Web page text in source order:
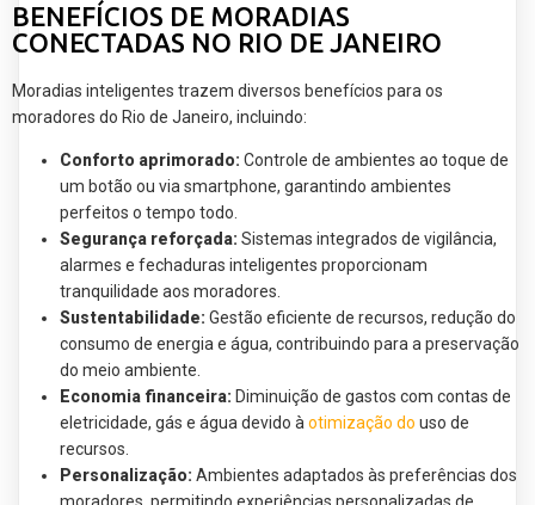
BENEFÍCIOS DE MORADIAS
CONECTADAS NO RIO DE JANEIRO
Moradias inteligentes trazem diversos benefícios para os
moradores do Rio de Janeiro, incluindo:
Conforto aprimorado: Controle de ambientes ao toque de
um botão ou via smartphone, garantindo ambientes
perfeitos o tempo todo.
Segurança reforçada: Sistemas integrados de vigilância,
alarmes e fechaduras inteligentes proporcionam
tranquilidade aos moradores.
Sustentabilidade: Gestão eficiente de recursos, redução do
consumo de energia e água, contribuindo para a preservação
do meio ambiente.
Economia financeira: Diminuição de gastos com contas de
eletricidade, gás e água devido àotimização do uso de
recursos.
Personalização: Ambientes adaptados às preferências dos